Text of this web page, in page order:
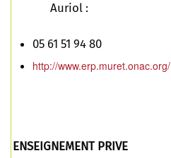
Auriol :
05 61 51 94 80
http://www.erp.muret.onac.org/
ENSEIGNEMENT PRIVE